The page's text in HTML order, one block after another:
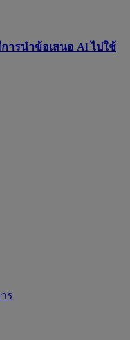
ารนำข้อเสนอ Al ไปใช้
ร